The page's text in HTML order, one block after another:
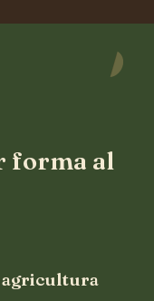
forma al
agricultura